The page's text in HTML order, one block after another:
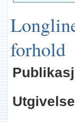
forhold